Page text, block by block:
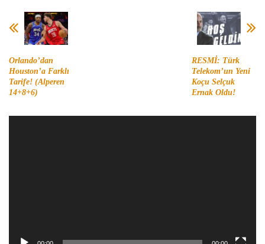
Orlando’dan
Houston’a Farklı
Tarife! (Alperen
14+8+6)
RESMİ: Türk
Telekom’un Yeni
Koçu Selçuk
Ernak Oldu!